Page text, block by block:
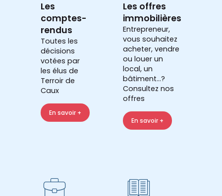
Les
comptes-
rendus
Toutes les
décisions
votées par
les élus de
Terroir de
Caux
En savoir +
Les offres
immobilières
Entrepreneur,
vous souhaitez
acheter, vendre
ou louer un
local, un
bâtiment...?
Consultez nos
offres
En savoir +